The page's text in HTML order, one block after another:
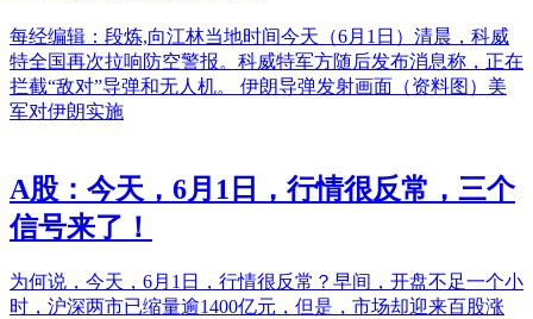
每经编辑：段炼,向江林当地时间今天（6月1日）清晨，科威
特全国再次拉响防空警报。科威特军方随后发布消息称，正在
拦截“敌对”导弹和无人机。 伊朗导弹发射画面（资料图）美
军对伊朗实施
A股：今天，6月1日，行情很反常，三个
信号来了！
为何说，今天，6月1日，行情很反常？早间，开盘不足一个小
时，沪深两市已缩量逾1400亿元，但是，市场却迎来百股涨